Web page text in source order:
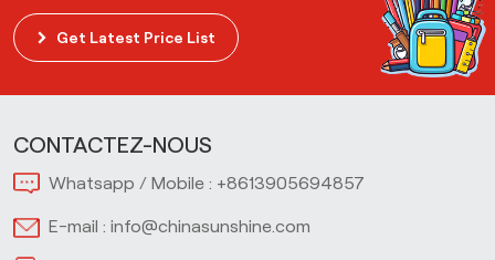
Get Latest Price List
CONTACTEZ-NOUS
Whatsapp / Mobile : +8613905694857
E-mail : info@chinasunshine.com